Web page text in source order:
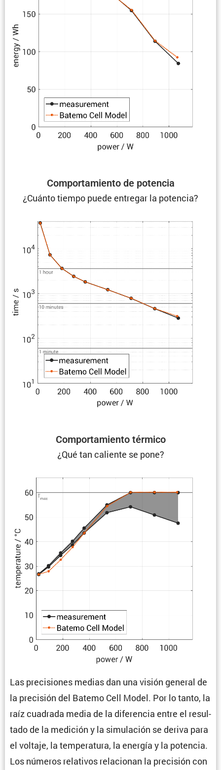
Compor­ta­miento de potencia
¿Cuánto tiempo puede entregar la potencia?
Compor­ta­miento térmico
¿Qué tan caliente se pone?
Las preci­siones medias dan una visión general de
la preci­sión del Batemo Cell Model. Por lo tanto, la
raíz cuadrada media de la diferencia entre el resul­
tado de la medición y la simula­ción se deriva para
el voltaje, la tempe­ra­tura, la energía y la potencia.
Los números relativos relacionan la preci­sión con